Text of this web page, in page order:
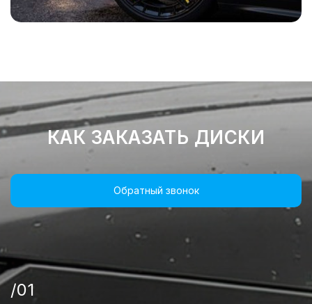
КАК ЗАКАЗАТЬ ДИСКИ
Обратный звонок
/01